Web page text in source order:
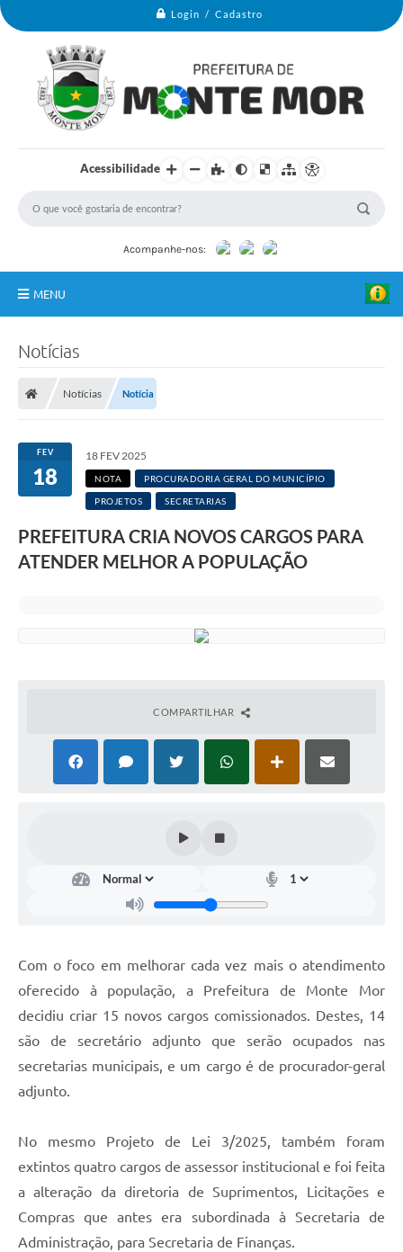
Login / Cadastro
Acessibilidade
Acompanhe-nos:
MENU
Portal do Cidadão
Links Úteis
Plano Diretor - Projetos
SIC
Notícias
Notícias Notícia
FEV
18
18 FEV 2025
NOTA PROCURADORIA GERAL DO MUNICÍPIO
PROJETOS SECRETARIAS
PREFEITURA CRIA NOVOS CARGOS PARA
ATENDER MELHOR A POPULAÇÃO
COMPARTILHAR
Com o foco em melhorar cada vez mais o atendimento
oferecido à população, a Prefeitura de Monte Mor
decidiu criar 15 novos cargos comissionados. Destes, 14
são de secretário adjunto que serão ocupados nas
secretarias municipais, e um cargo é de procurador-geral
adjunto.
No mesmo Projeto de Lei 3/2025, também foram
extintos quatro cargos de assessor institucional e foi feita
a alteração da diretoria de Suprimentos, Licitações e
Compras que antes era subordinada à Secretaria de
Administração, para Secretaria de Finanças.